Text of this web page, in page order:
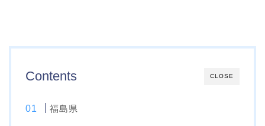
CLOSE
Contents
福島県